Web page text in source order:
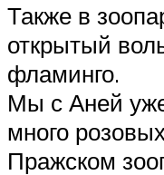
Также в
открытый
фламинго.
Мы с Аней
много
Пражском